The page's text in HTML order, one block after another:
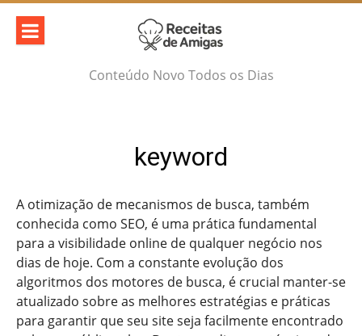
Skip
content
Conteúdo Novo Todos os Dias
keyword
A otimização de mecanismos de busca, também
conhecida como SEO, é uma prática fundamental
para a visibilidade online de qualquer negócio nos
dias de hoje. Com a constante evolução dos
algoritmos dos motores de busca, é crucial manter-se
atualizado sobre as melhores estratégias e práticas
para garantir que seu site seja facilmente encontrado